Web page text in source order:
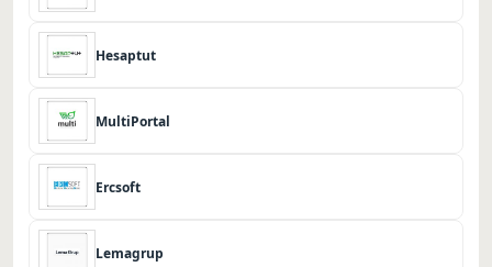
Hesaptut
MultiPortal
Ercsoft
Lemagrup